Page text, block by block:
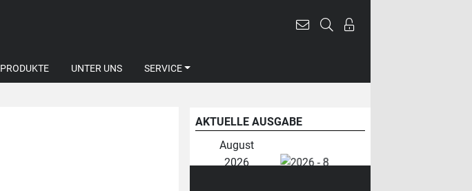
PRODUKTE UNTER UNS SERVICE
AKTUELLE AUSGABE
August
2026